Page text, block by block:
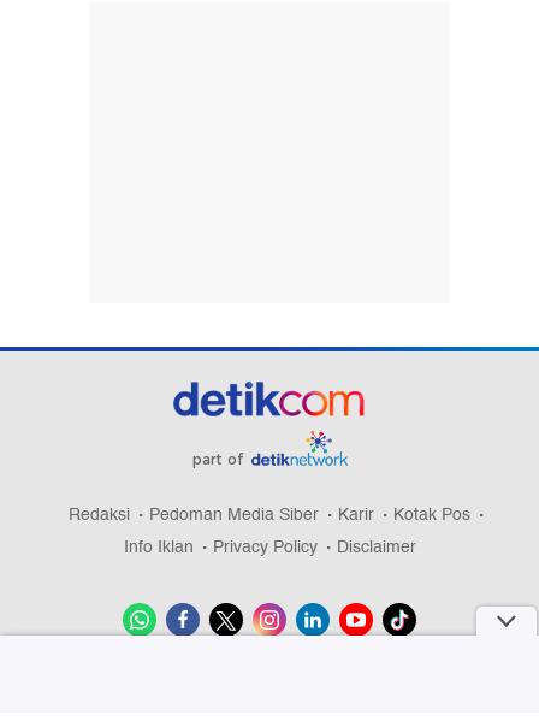
part of
Redaksi Pedoman Media Siber Karir
Kotak Pos
Info Iklan
Privacy Policy Disclaimer